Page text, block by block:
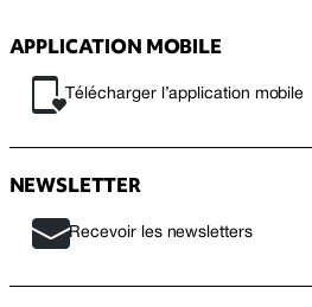
APPLICATION MOBILE
Télécharger l’application mobile
NEWSLETTER
Recevoir les newsletters